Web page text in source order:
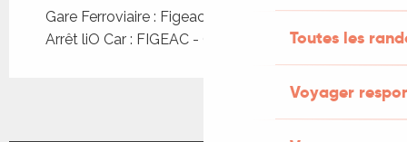
Toutes les
Voyager
Gare Ferroviaire : Figeac à 852m
Arrêt liO Car : FIGEAC - Gare routière à 422m